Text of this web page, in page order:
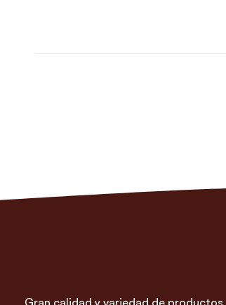
Gran calidad y variedad de productos,